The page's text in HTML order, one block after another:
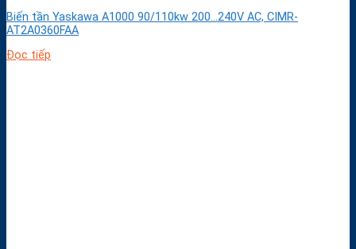
Biến tần Yaskawa A1000 90/110kw 200…240V AC, CIMR-
AT2A0360FAA
Đọc tiếp